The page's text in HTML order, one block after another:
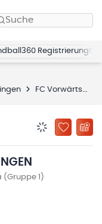
Suche
Registrierung
FC Vorwärts Wettringen
ZU
(Gruppe 1)